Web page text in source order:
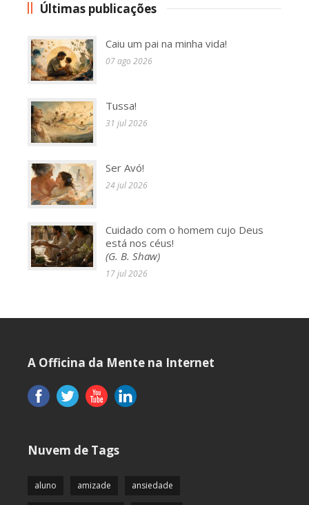
Últimas publicações
Caiu um pai na minha vida!
07 ago 2026
Tussa!
31 jul 2026
Ser Avó!
24 jul 2026
Cuidado com o homem cujo Deus
está nos céus!
(G. B. Shaw)
17 jul 2026
A Officina da Mente na Internet
Nuvem de Tags
aluno amizade ansiedade